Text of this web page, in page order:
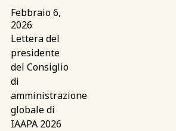
Febbraio 6,
2026
Lettera del
presidente
del Consiglio
di
amministrazione
globale di
IAAPA 2026